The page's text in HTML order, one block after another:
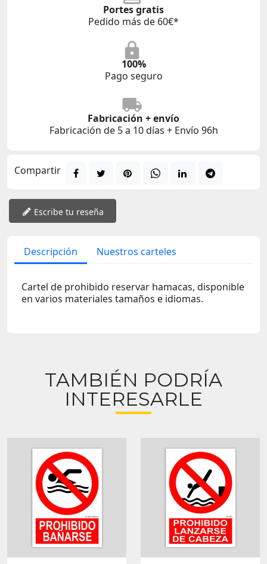
Portes gratis
Pedido más de 60€*
100%
Pago seguro
Fabricación + envío
Fabricación de 5 a 10 días + Envío 96h
Compartir
Escribe tu reseña
Descripción Nuestros carteles
Cartel de prohibido reservar hamacas, disponible
en varios materiales tamaños e idiomas.
TAMBIÉN PODRÍA
INTERESARLE